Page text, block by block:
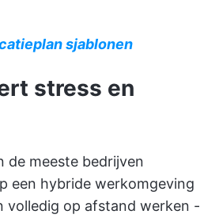
sjablonen
stress en
de meeste bedrijven
een hybride werkomgeving
volledig op afstand werken -